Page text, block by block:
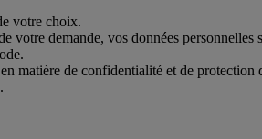
votre choix.
demande, vos données
matière de confidentialité et de